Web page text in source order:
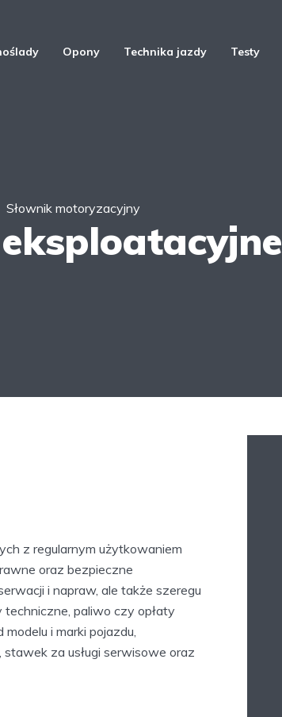
Opony Technika jazdy Testy
Słownik motoryzacyjny
z regularnym użytkowaniem
oraz bezpieczne
i napraw, ale także szeregu
techniczne, paliwo czy opłaty
i marki pojazdu,
za usługi serwisowe oraz